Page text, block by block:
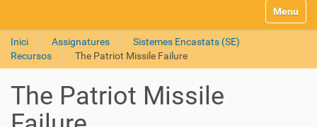
Toggle
Inici Assignatures
Sistemes Encastats (SE)
Recursos
The Patriot Missile Failure
The Patriot Missile